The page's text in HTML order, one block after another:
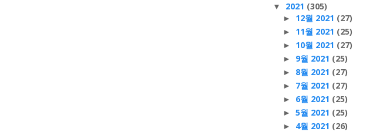
▼ 2021 (305)
► 12월 2021 (27)
► 11월 2021 (25)
► 10월 2021 (27)
► 9월 2021 (25)
► 8월 2021 (27)
► 7월 2021 (27)
► 6월 2021 (25)
► 5월 2021 (25)
► 4월 2021 (26)